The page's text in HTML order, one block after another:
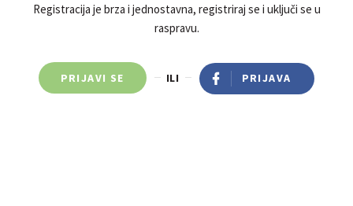
Registracija je brza i jednostavna, registriraj se i uključi se u
raspravu.
PRIJAVI SE ILI PRIJAVA